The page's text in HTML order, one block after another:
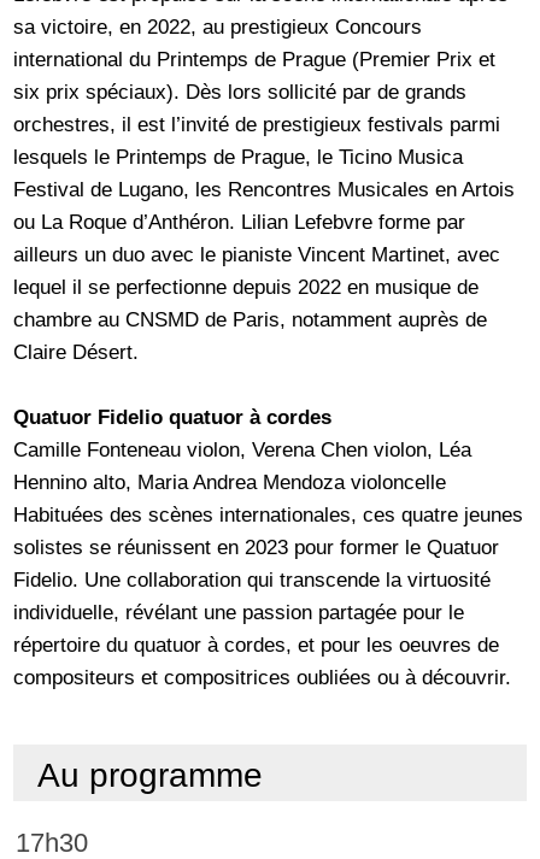
sa victoire, en 2022, au prestigieux Concours
international du Printemps de Prague (Premier Prix et
six prix spéciaux). Dès lors sollicité par de grands
orchestres, il est l’invité de prestigieux festivals parmi
lesquels le Printemps de Prague, le Ticino Musica
Festival de Lugano, les Rencontres Musicales en Artois
ou La Roque d’Anthéron. Lilian Lefebvre forme par
ailleurs un duo avec le pianiste Vincent Martinet, avec
lequel il se perfectionne depuis 2022 en musique de
chambre au CNSMD de Paris, notamment auprès de
Claire Désert.
Quatuor Fidelio quatuor à cordes
Camille Fonteneau violon, Verena Chen violon, Léa
Hennino alto, Maria Andrea Mendoza violoncelle
Habituées des scènes internationales, ces quatre jeunes
solistes se réunissent en 2023 pour former le Quatuor
Fidelio. Une collaboration qui transcende la virtuosité
individuelle, révélant une passion partagée pour le
répertoire du quatuor à cordes, et pour les oeuvres de
compositeurs et compositrices oubliées ou à découvrir.
Au programme
17h30